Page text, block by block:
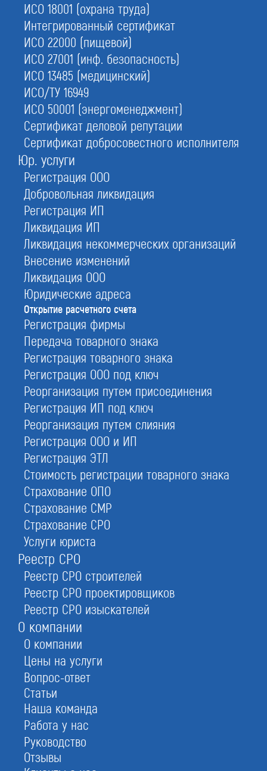
ИСО 18001 (охрана труда)
Интегрированный сертификат
ИСО 22000 (пищевой)
ИСО 27001 (инф. безопасность)
ИСО 13485 (медицинский)
ИСО/ТУ 16949
ИСО 50001 (энергоменеджмент)
Сертификат деловой репутации
Сертификат добросовестного исполнителя
Юр. услуги
Регистрация ООО
Добровольная ликвидация
Регистрация ИП
Ликвидация ИП
Ликвидация некоммерческих организаций
Внесение изменений
Ликвидация ООО
Юридические адреса
Открытие расчетного счета
Регистрация фирмы
Передача товарного знака
Регистрация товарного знака
Регистрация ООО под ключ
Реорганизация путем присоединения
Регистрация ИП под ключ
Реорганизация путем слияния
Регистрация ООО и ИП
Регистрация ЭТЛ
Стоимость регистрации товарного знака
Страхование ОПО
Страхование СМР
Страхование СРО
Услуги юриста
Реестр СРО
Реестр СРО строителей
Реестр СРО проектировщиков
Реестр СРО изыскателей
О компании
О компании
Цены на услуги
Вопрос-ответ
Статьи
Наша команда
Работа у нас
Руководство
Отзывы
4. Удобные сервисы
клиент-банк, кредиты и прочее
С этой услугой часто заказывают:
Регистрация ООО
Регистрация ИП
Внесение изменений
Юридические адреса
Открыть счёт в банке
Каждая организация для работы и
взаиморасчетов с партнерами должна иметь
расчетный счет (Р/С) в банке. Для
индивидуальных предпринимателей это носит
рекомендательный характер, а для Обществ и
иных организационных форм юридических лиц
— обязательное условие. Выбор банка требует
особого внимания и осознанного выбора в
связи с тем, что огромное количество
предложений на рынке, но при этом разное
качество обслуживания клиентов.
Мы предоставим информацию по
интересующим банкам и поможем сделать
правильный выбор.
Открытие счета для ООО:
особенности процедуры
и выбора обслуживающего банка